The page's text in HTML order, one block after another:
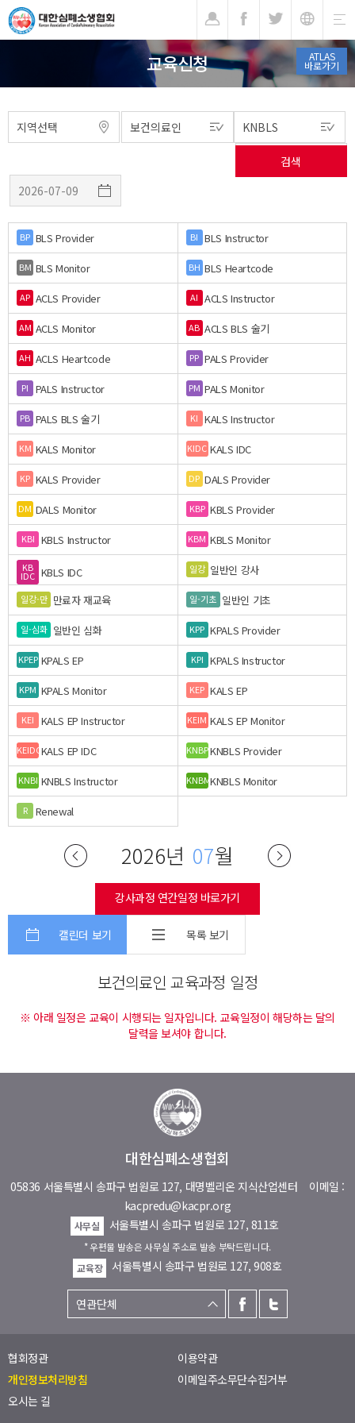
ATLAS
바로가기
교육신청
BP BLS Provider BI BLS Instructor
BM BLS Monitor BH BLS Heartcode
AP ACLS Provider AI ACLS Instructor
AM ACLS Monitor AB ACLS BLS 술기
AH ACLS Heartcode PP PALS Provider
PI PALS Instructor PM PALS Monitor
PB PALS BLS 술기 KI KALS Instructor
KM KALS Monitor KIDC KALS IDC
KP KALS Provider DP DALS Provider
DM DALS Monitor KBP KBLS Provider
KBI KBLS Instructor KBM KBLS Monitor
KB
IDC KBLS IDC 일강 일반인 강사
일강-만 만료자 재교육 일-기초 일반인 기초
일-심화 일반인 심화 KPP KPALS Provider
KPEP KPALS EP KPI KPALS Instructor
KPM KPALS Monitor KEP KALS EP
KEI KALS EP Instructor KEIM KALS EP Monitor
KEIDCKALS EP IDC KNBPKNBLS Provider
KNBI KNBLS Instructor KNBMKNBLS Monitor
R Renewal
2026년 07월
강사과정 연간일정 바로가기
캘린더 보기 목록 보기
보건의료인 교육과정 일정
※ 아래 일정은 교육이 시행되는 일자입니다. 교육일정이 해당하는 달의
달력을 보셔야 합니다.
대한심폐소생협회
05836 서울특별시 송파구 법원로 127, 대명벨리온 지식산업센터 이메일 :
kacpredu@kacpr.org
사무실 서울특별시 송파구 법원로 127, 811호
* 우편물 발송은 사무실 주소로 발송 부탁드립니다.
교육장
서울특별시 송파구 법원로 127, 908호
협회정관
이용약관
개인정보처리방침
이메일주소무단수집거부
오시는 길